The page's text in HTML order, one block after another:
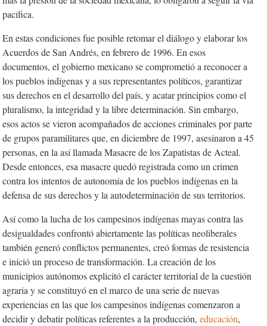
pacífica.
En estas condiciones fue posible retomar el diálogo y elaborar los
Acuerdos de San Andrés, en febrero de 1996. En esos
documentos, el gobierno mexicano se comprometió a reconocer a
los pueblos indígenas y a sus representantes políticos, garantizar
sus derechos en el desarrollo del país, y acatar principios como el
pluralismo, la integridad y la libre determinación. Sin embargo,
esos actos se vieron acompañados de acciones criminales por parte
de grupos paramilitares que, en diciembre de 1997, asesinaron a 45
personas, en la así llamada Masacre de los Zapatistas de Acteal.
Desde entonces, esa masacre quedó registrada como un crimen
contra los intentos de autonomía de los pueblos indígenas en la
defensa de sus derechos y la autodeterminación de sus territorios.
Así como la lucha de los campesinos indígenas mayas contra las
desigualdades confrontó abiertamente las políticas neoliberales
también generó conflictos permanentes, creó formas de resistencia
e inició un proceso de transformación. La creación de los
municipios autónomos explicitó el carácter territorial de la cuestión
agraria y se constituyó en el marco de una serie de nuevas
experiencias en las que los campesinos indígenas comenzaron a
decidir y debatir políticas referentes a la producción, educación,